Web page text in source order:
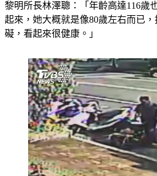
黎明所長林澤聰：「年齡高達116歲
起來，她大概就是像80歲左右而已
礙，看起來很健康。」